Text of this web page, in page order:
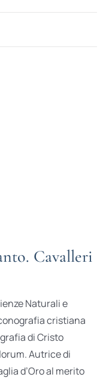
Cavalleri
Naturali e
cristiana
di Cristo
Autrice di
d’Oro al merito